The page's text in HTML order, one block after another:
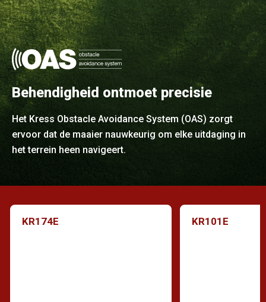
Behendigheid ontmoet precisie
Het Kress Obstacle Avoidance System (OAS) zorgt
ervoor dat de maaier nauwkeurig om elke uitdaging in
het terrein heen navigeert.
KR174E KR101E